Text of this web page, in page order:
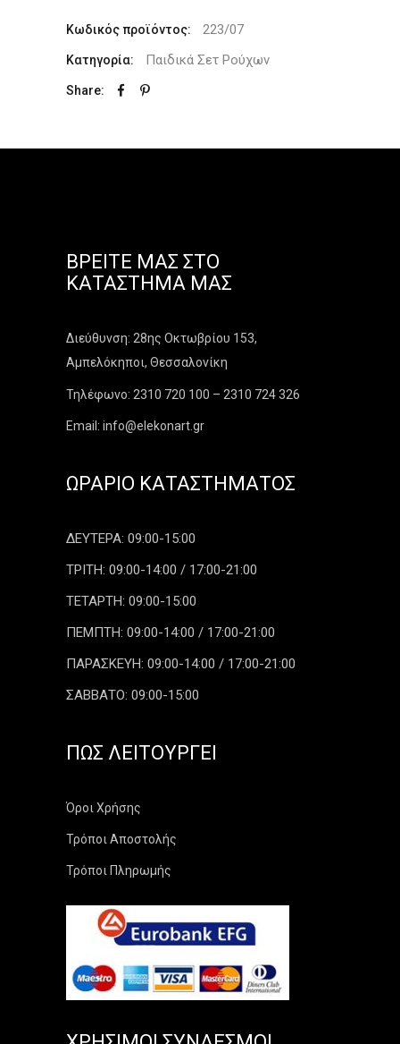
Κωδικός προϊόντος: 223/07
Κατηγορία: Παιδικά Σετ Ρούχων
Share:
ΒΡΕΊΤΕ ΜΑΣ ΣΤΟ
ΚΑΤΆΣΤΗΜΑ ΜΑΣ
Διεύθυνση: 28ης Οκτωβρίου 153,
Αμπελόκηποι, Θεσσαλονίκη
Τηλέφωνο: 2310 720 100 – 2310 724 326
Email: info@elekonart.gr
ΩΡΆΡΙΟ ΚΑΤΑΣΤΉΜΑΤΟΣ
ΔΕΥΤΕΡΑ: 09:00-15:00
ΤΡΙΤΗ: 09:00-14:00 / 17:00-21:00
ΤΕΤΑΡΤΗ: 09:00-15:00
ΠΕΜΠΤΗ: 09:00-14:00 / 17:00-21:00
ΠΑΡΑΣΚΕΥΗ: 09:00-14:00 / 17:00-21:00
ΣΑΒΒΑΤΟ: 09:00-15:00
ΠΏΣ ΛΕΙΤΟΥΡΓΕΊ
Όροι Χρήσης
Τρόποι Αποστολής
Τρόποι Πληρωμής